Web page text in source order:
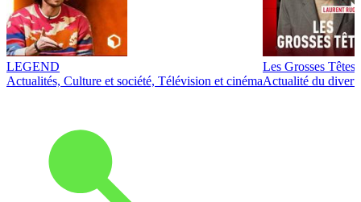
LEGEND
Actualités, Culture et société, Télévision et cinéma
Les Grosses Têtes
Actualité du